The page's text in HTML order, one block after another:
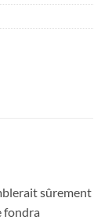
sûrement
fondra